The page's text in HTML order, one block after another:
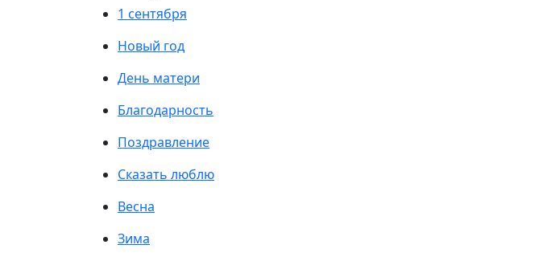
1 сентября
Новый год
День матери
Благодарность
Поздравление
Сказать люблю
Весна
Зима